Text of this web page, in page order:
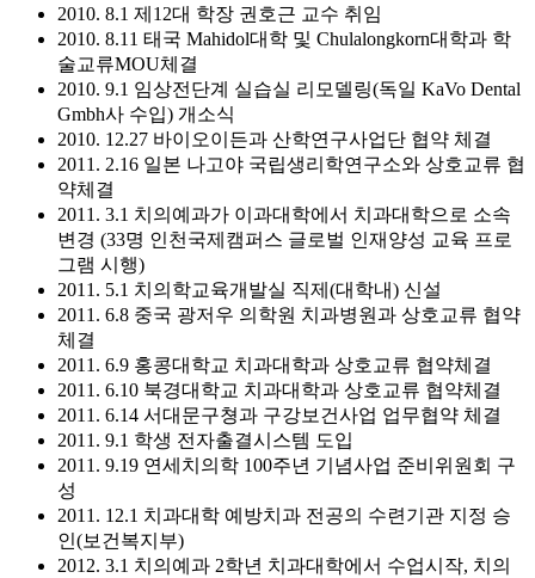
2010. 8.1 제12대 학장 권호근 교수 취임
2010. 8.11 태국 Mahidol대학 및 Chulalongkorn대학과 학
술교류MOU체결
2010. 9.1 임상전단계 실습실 리모델링(독일 KaVo Dental
Gmbh사 수입) 개소식
2010. 12.27 바이오이든과 산학연구사업단 협약 체결
2011. 2.16 일본 나고야 국립생리학연구소와 상호교류 협
약체결
2011. 3.1 치의예과가 이과대학에서 치과대학으로 소속
변경 (33명 인천국제캠퍼스 글로벌 인재양성 교육 프로
그램 시행)
2011. 5.1 치의학교육개발실 직제(대학내) 신설
2011. 6.8 중국 광저우 의학원 치과병원과 상호교류 협약
체결
2011. 6.9 홍콩대학교 치과대학과 상호교류 협약체결
2011. 6.10 북경대학교 치과대학과 상호교류 협약체결
2011. 6.14 서대문구쳥과 구강보건사업 업무협약 체결
2011. 9.1 학생 전자출결시스템 도입
2011. 9.19 연세치의학 100주년 기념사업 준비위원회 구
성
2011. 12.1 치과대학 예방치과 전공의 수련기관 지정 승
인(보건복지부)
2012. 3.1 치의예과 2학년 치과대학에서 수업시작, 치의